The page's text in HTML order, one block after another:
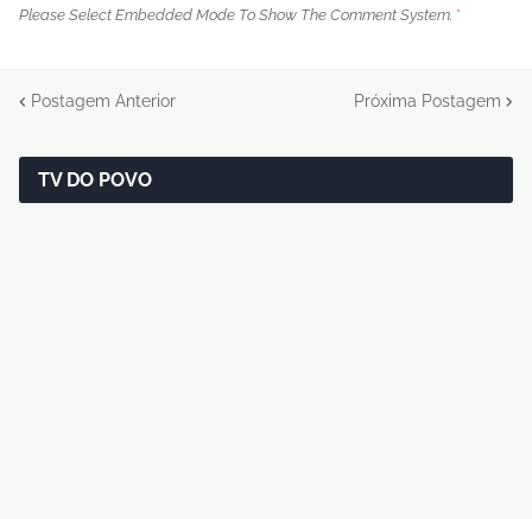
Please Select Embedded Mode To Show The Comment System. *
Postagem Anterior Próxima Postagem
TV DO POVO